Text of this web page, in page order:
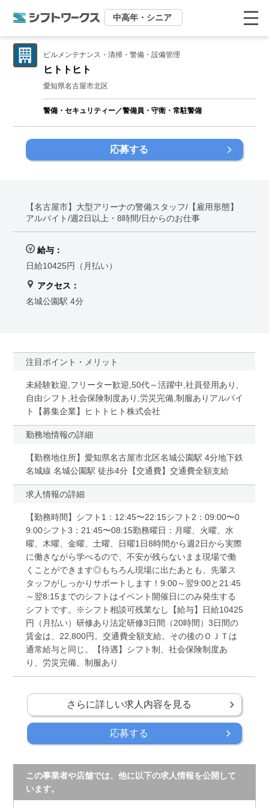
中高年・シニア
ビルメンテナンス・清掃・警備・設備管理
ヒトトヒト
愛知県名古屋市北区
警備・セキュリティー／警備員・守衛・常駐警備
応募する
【名古屋市】大型アリーナの警備スタッフ/【雇用形態】
アルバイト/週2日以上・8時間/日からのお仕事
給与：
日給10425円（月払い）
アクセス：
名城公園駅 4分
注目ポイント・メリット
未経験歓迎,フリーター歓迎,50代～活躍中,社員登用あり,
自由シフト,社会保険制度あり,労災完備,制服ありアルバイ
ト【募集企業】ヒトトヒト株式会社
勤務地情報の詳細
【勤務地住所】愛知県名古屋市北区名城公園駅 4分地下鉄
名城線 名城公園駅 徒歩4分【交通費】交通費全額支給
求人情報の詳細
【勤務時間】シフト1：12:45〜22:15シフト2：09:00〜0
9:00シフト3：21:45〜08:15勤務曜日：月曜、火曜、水
曜、木曜、金曜、土曜、日曜1日8時間から週2日から実際
に働きながら学べるので、不安が残らないまま現場で働
くことができます◎もちろん現場に出たあとも、先輩ス
タッフがしっかりサポートします！9:00～翌9:00と21:45
～翌8:15までのシフトはイベント開催日にのみ発生する
シフトです。※シフト相談可残業なし【給与】日給10425
円（月払い）研修あり法定研修3日間（20時間）3日間の
賃金は、22,800円。交通費全額支給。その後のＯＪＴは
通常給与と同じ。【待遇】シフト制、社会保険制度あ
り、労災完備、制服あり
さらに詳しい求人内容を見る
応募する
この事業者や店舗では、他に以下の求人情報を公開して
います。